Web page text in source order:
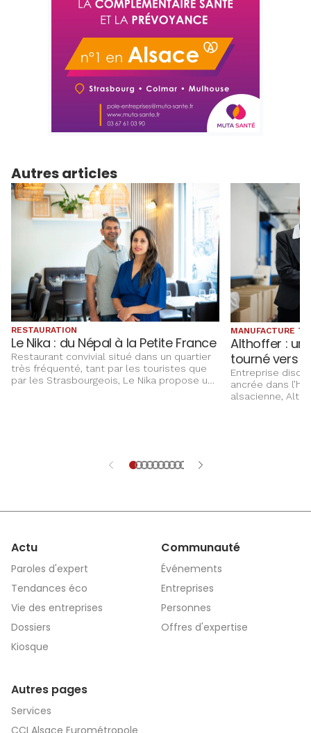
Autres articles
RESTAURATION
Le Nika : du Népal à la Petite France
Restaurant convivial situé dans un quartier
très fréquenté, tant par les touristes que
par les Strasbourgeois, Le Nika propose une
MANUFACTURE
Althoffer :
tourné vers
Entreprise
ancrée dans
alsacienne,
Actu
Paroles d'expert
Tendances éco
Vie des entreprises
Dossiers
Kiosque
Communauté
Événements
Entreprises
Personnes
Offres d'expertise
Autres pages
Services